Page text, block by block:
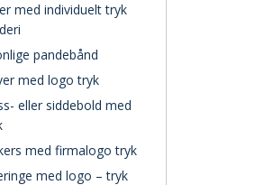
med individuelt tryk
pandebånd
med logo tryk
eller siddebold med
med firmalogo tryk
med logo – tryk